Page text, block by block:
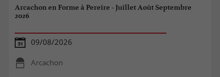
Arcachon en Forme à Pereire - Juillet Août Septembre
2026
09/08/2026
Arcachon